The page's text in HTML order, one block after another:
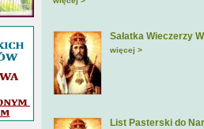
Sałatka Wieczerzy
więcej >
List Pasterski do